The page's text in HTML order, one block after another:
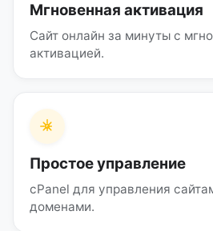
Мгновенная активация
Сайт онлайн за минуты с
активацией.
Простое управление
cPanel для управления
доменами.